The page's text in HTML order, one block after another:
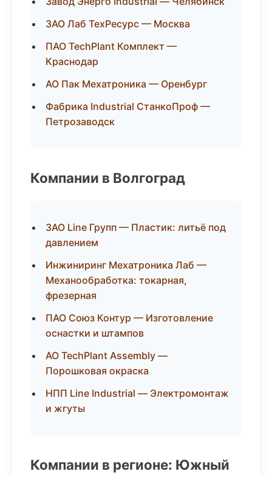
ЗАО Лаб ТехРесурс — Москва
ПАО TechPlant Комплект —
Краснодар
АО Пак Мехатроника — Оренбург
Фабрика Industrial СтанкоПроф —
Петрозаводск
Компании в Волгоград
ЗАО Line Групп — Пластик: литьё под
давлением
Инжиниринг Мехатроника Лаб —
Механообработка: токарная,
фрезерная
ПАО Союз Контур — Изготовление
оснастки и штампов
АО TechPlant Assembly —
Порошковая окраска
НПП Line Industrial — Электромонтаж
и жгуты
Компании в регионе: Южный